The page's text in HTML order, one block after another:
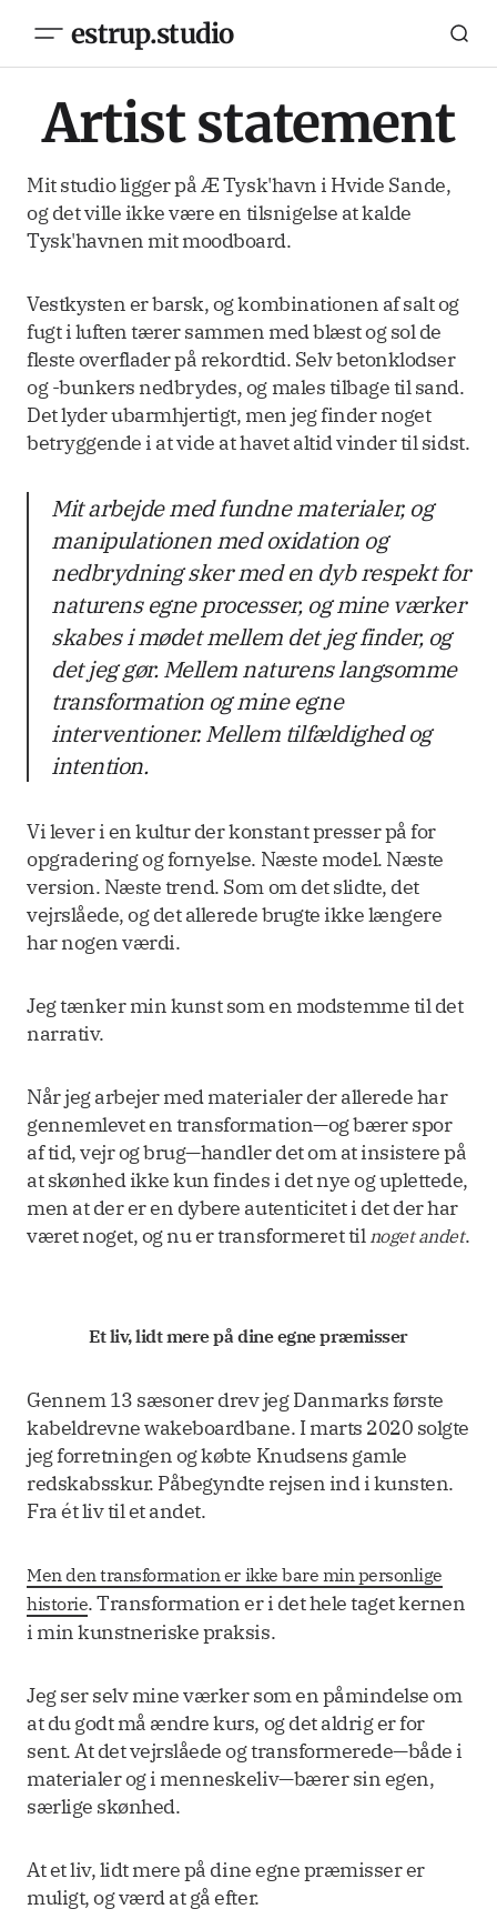
estrup.studio
Artist statement
Mit studio ligger på Æ Tysk'havn i Hvide Sande,
og det ville ikke være en tilsnigelse at kalde
Tysk'havnen mit moodboard.
Vestkysten er barsk, og kombinationen af salt og
fugt i luften tærer sammen med blæst og sol de
fleste overflader på rekordtid. Selv betonklodser
og -bunkers nedbrydes, og males tilbage til sand.
Det lyder ubarmhjertigt, men jeg finder noget
betryggende i at vide at havet altid vinder til sidst.
Mit arbejde med fundne materialer, og
manipulationen med oxidation og
nedbrydning sker med en dyb respekt for
naturens egne processer, og mine værker
skabes i mødet mellem det jeg finder, og
det jeg gør. Mellem naturens langsomme
transformation og mine egne
interventioner. Mellem tilfældighed og
intention.
Vi lever i en kultur der konstant presser på for
opgradering og fornyelse. Næste model. Næste
version. Næste trend. Som om det slidte, det
vejrslåede, og det allerede brugte ikke længere
har nogen værdi.
Jeg tænker min kunst som en modstemme til det
narrativ.
Når jeg arbejer med materialer der allerede har
gennemlevet en transformation—og bærer spor
af tid, vejr og brug—handler det om at insistere på
at skønhed ikke kun findes i det nye og uplettede,
men at der er en dybere autenticitet i det der har
været noget, og nu er transformeret til noget andet.
Et liv, lidt mere på dine egne præmisser
Gennem 13 sæsoner drev jeg Danmarks første
kabeldrevne wakeboardbane. I marts 2020 solgte
jeg forretningen og købte Knudsens gamle
redskabsskur. Påbegyndte rejsen ind i kunsten.
Fra ét liv til et andet.
Men den transformation er ikke bare min personlige
historie. Transformation er i det hele taget kernen
i min kunstneriske praksis.
Jeg ser selv mine værker som en påmindelse om
at du godt må ændre kurs, og det aldrig er for
sent. At det vejrslåede og transformerede—både i
materialer og i menneskeliv—bærer sin egen,
særlige skønhed.
At et liv, lidt mere på dine egne præmisser er
muligt, og værd at gå efter.